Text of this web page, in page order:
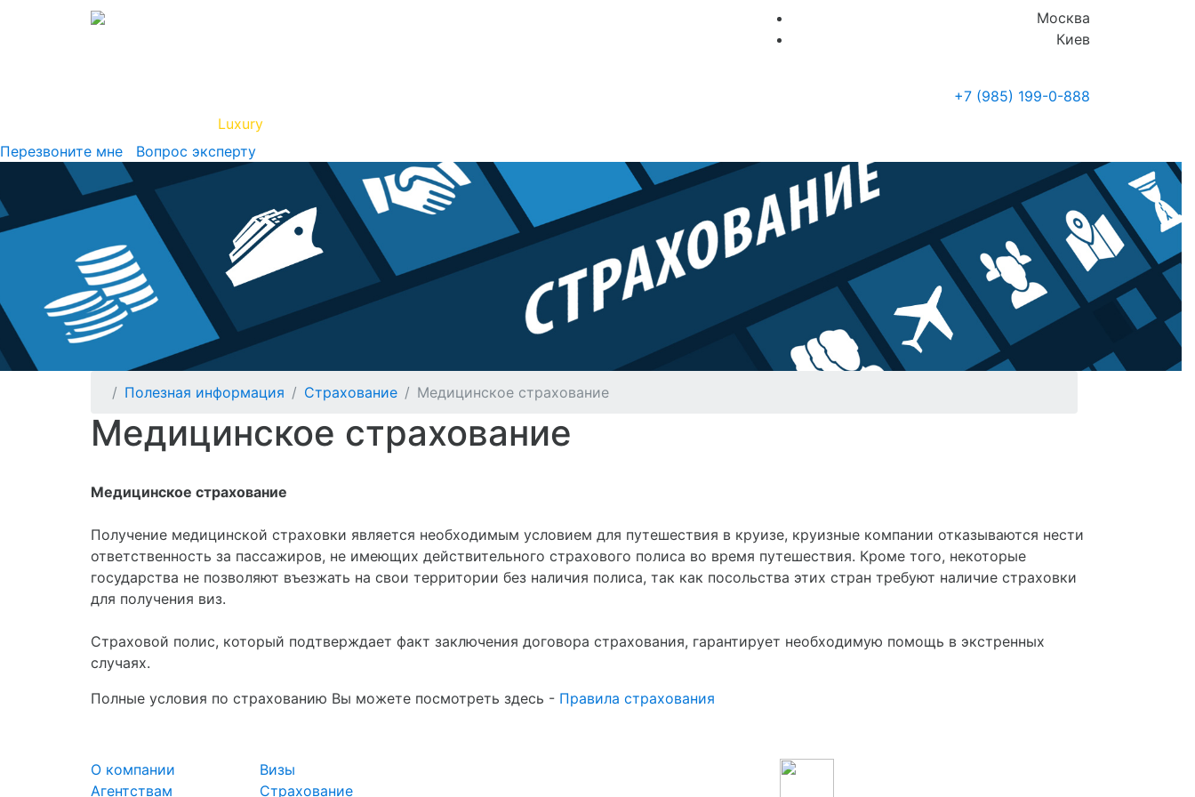
Москва
Киев
+7 (985) 199-0-888
Luxury
Перезвоните мне
Вопрос эксперту
Полезная информация Страхование Медицинское страхование
Медицинское страхование
Медицинское страхование
Получение медицинской страховки является необходимым условием для путешествия в круизе, круизные компании отказываются нести
ответственность за пассажиров, не имеющих действительного страхового полиса во время путешествия. Кроме того, некоторые
государства не позволяют въезжать на свои территории без наличия полиса, так как посольства этих стран требуют наличие страховки
для получения виз.
Страховой полис, который подтверждает факт заключения договора страхования, гарантирует необходимую помощь в экстренных
случаях.
Полные условия по страхованию Вы можете посмотреть здесь - Правила страхования
О компании
Агентствам
Визы
Страхование